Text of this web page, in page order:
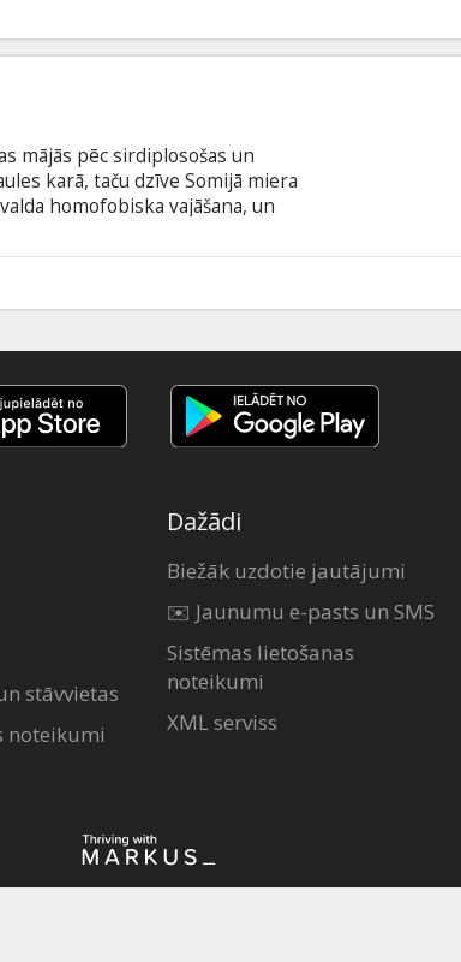
mājās pēc sirdiplosošas un
karā, taču dzīve Somijā miera
homofobiska vajāšana, un
brīvus no aizspriedumiem,
ar parakstu "Tom of Finland",
geju revolūcijas liesmas.
stāvvietas
noteikumi
Dažādi
Biežāk uzdotie jautājumi
✉️ Jaunumu e-pasts un SMS
Sistēmas lietošanas
noteikumi
XML serviss